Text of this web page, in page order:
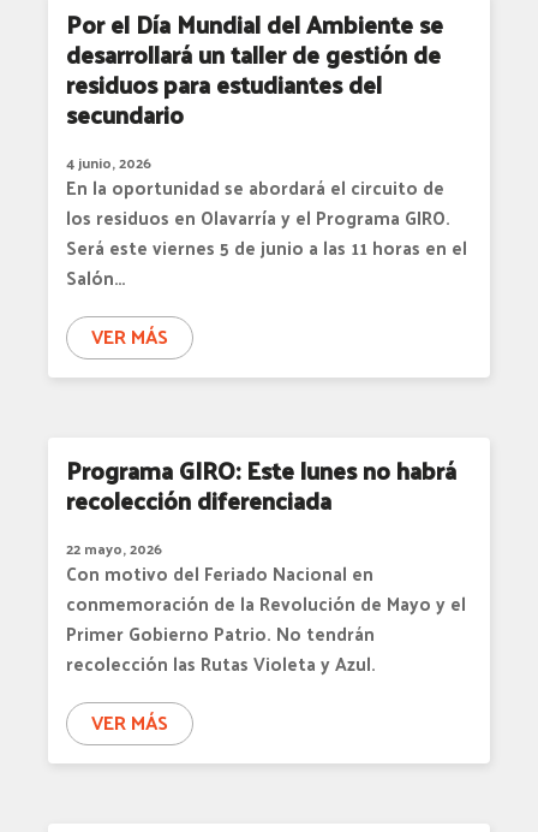
Por el Día Mundial del Ambiente se
desarrollará un taller de gestión de
residuos para estudiantes del
secundario
4 junio, 2026
En la oportunidad se abordará el circuito de
los residuos en Olavarría y el Programa GIRO.
Será este viernes 5 de junio a las 11 horas en el
Salón…
VER MÁS
Programa GIRO: Este lunes no habrá
recolección diferenciada
22 mayo, 2026
Con motivo del Feriado Nacional en
conmemoración de la Revolución de Mayo y el
Primer Gobierno Patrio. No tendrán
recolección las Rutas Violeta y Azul.
VER MÁS